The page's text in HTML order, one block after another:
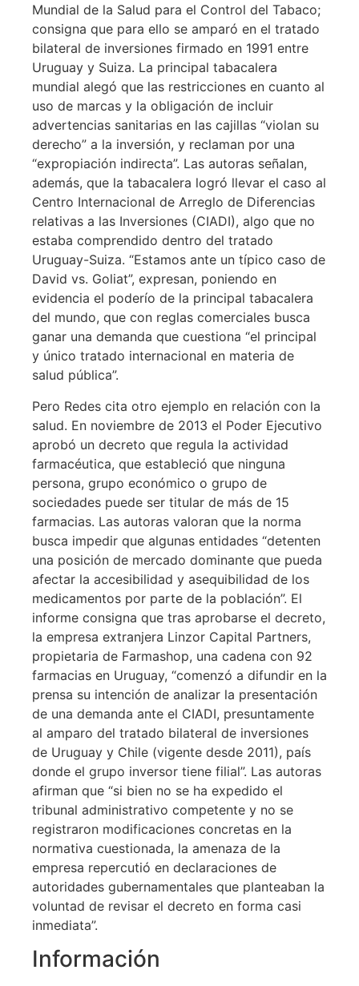
Mundial de la Salud para el Control del Tabaco;
consigna que para ello se amparó en el tratado
bilateral de inversiones firmado en 1991 entre
Uruguay y Suiza. La principal tabacalera
mundial alegó que las restricciones en cuanto al
uso de marcas y la obligación de incluir
advertencias sanitarias en las cajillas “violan su
derecho” a la inversión, y reclaman por una
“expropiación indirecta”. Las autoras señalan,
además, que la tabacalera logró llevar el caso al
Centro Internacional de Arreglo de Diferencias
relativas a las Inversiones (CIADI), algo que no
estaba comprendido dentro del tratado
Uruguay-Suiza. “Estamos ante un típico caso de
David vs. Goliat”, expresan, poniendo en
evidencia el poderío de la principal tabacalera
del mundo, que con reglas comerciales busca
ganar una demanda que cuestiona “el principal
y único tratado internacional en materia de
salud pública”.
Pero Redes cita otro ejemplo en relación con la
salud. En noviembre de 2013 el Poder Ejecutivo
aprobó un decreto que regula la actividad
farmacéutica, que estableció que ninguna
persona, grupo económico o grupo de
sociedades puede ser titular de más de 15
farmacias. Las autoras valoran que la norma
busca impedir que algunas entidades “detenten
una posición de mercado dominante que pueda
afectar la accesibilidad y asequibilidad de los
medicamentos por parte de la población”. El
informe consigna que tras aprobarse el decreto,
la empresa extranjera Linzor Capital Partners,
propietaria de Farmashop, una cadena con 92
farmacias en Uruguay, “comenzó a difundir en la
prensa su intención de analizar la presentación
de una demanda ante el CIADI, presuntamente
al amparo del tratado bilateral de inversiones
de Uruguay y Chile (vigente desde 2011), país
donde el grupo inversor tiene filial”. Las autoras
afirman que “si bien no se ha expedido el
tribunal administrativo competente y no se
registraron modificaciones concretas en la
normativa cuestionada, la amenaza de la
empresa repercutió en declaraciones de
autoridades gubernamentales que planteaban la
voluntad de revisar el decreto en forma casi
inmediata”.
Información